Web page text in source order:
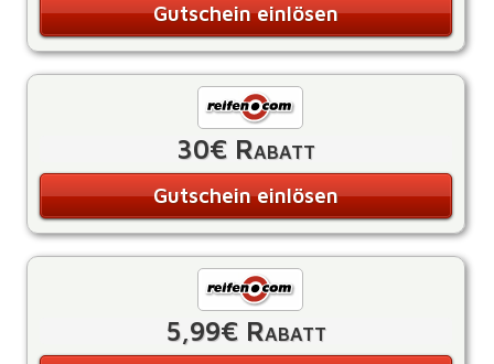
Gutschein einlösen
30€ Rabatt
Gutschein einlösen
5,99€ Rabatt